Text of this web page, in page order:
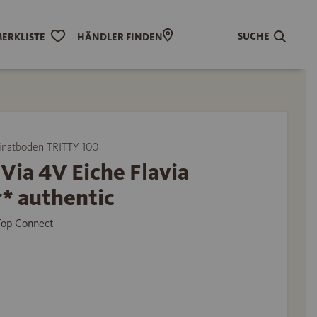
HÄNDLER FINDEN SUCHE
TRITTY 100
4V Eiche Flavia
authentic
Connect